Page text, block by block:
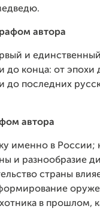
автора
и
до конца: от эпохи
до последних
автора
именно в России;
и разнообразие
страны
в прошлом,